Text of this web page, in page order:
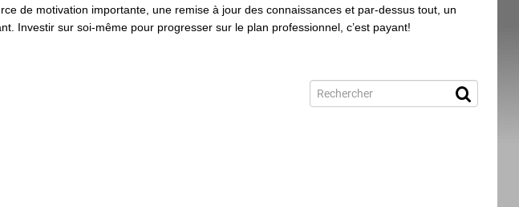
de motivation importante, une remise à jour des connaissances et par-dessus tout, un
Investir sur soi-même pour progresser sur le plan professionnel, c’est payant!